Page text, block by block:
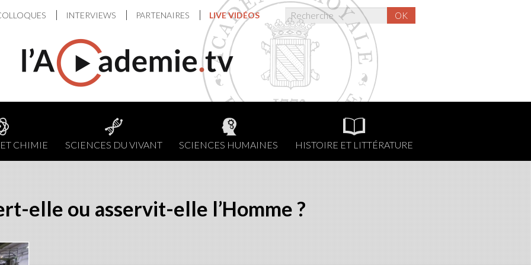
INTERVIEWS PARTENAIRES LIVE VIDÉOS OK
CHIMIE SCIENCES DU VIVANT SCIENCES HUMAINES HISTOIRE ET LITTÉRATURE
elle ou asservit-elle l’Homme ?